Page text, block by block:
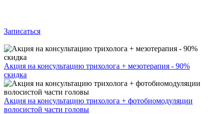
Записаться
Акция на консультацию трихолога + мезотерапия - 90%
скидка
Акция на консультацию трихолога + фотобиомодуляции
волосистой части головы